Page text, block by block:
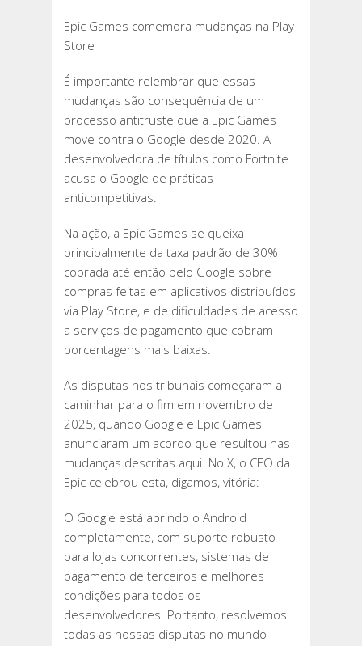
Epic Games comemora mudanças na Play
Store
É importante relembrar que essas
mudanças são consequência de um
processo antitruste que a Epic Games
move contra o Google desde 2020. A
desenvolvedora de títulos como Fortnite
acusa o Google de práticas
anticompetitivas.
Na ação, a Epic Games se queixa
principalmente da taxa padrão de 30%
cobrada até então pelo Google sobre
compras feitas em aplicativos distribuídos
via Play Store, e de dificuldades de acesso
a serviços de pagamento que cobram
porcentagens mais baixas.
As disputas nos tribunais começaram a
caminhar para o fim em novembro de
2025, quando Google e Epic Games
anunciaram um acordo que resultou nas
mudanças descritas aqui. No X, o CEO da
Epic celebrou esta, digamos, vitória:
O Google está abrindo o Android
completamente, com suporte robusto
para lojas concorrentes, sistemas de
pagamento de terceiros e melhores
condições para todos os
desenvolvedores. Portanto, resolvemos
todas as nossas disputas no mundo